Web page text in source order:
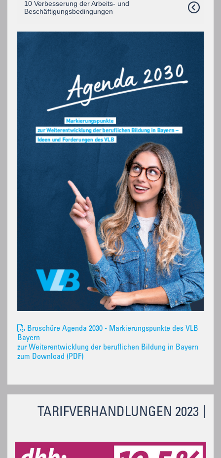
TARIFVERHANDLUNGEN 2023
10 Verbesserung der Arbeits- und
Beschäftigungsbedingungen
Broschüre Agenda 2030 - Markierungspunkte des VLB
Bayern
zur Weiterentwicklung der beruflichen Bildung in Bayern
zum Download (PDF)